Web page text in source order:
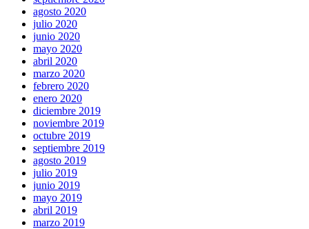
agosto 2020
julio 2020
junio 2020
mayo 2020
abril 2020
marzo 2020
febrero 2020
enero 2020
diciembre 2019
noviembre 2019
octubre 2019
septiembre 2019
agosto 2019
julio 2019
junio 2019
mayo 2019
abril 2019
marzo 2019